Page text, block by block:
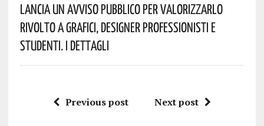
Lancia Un Avviso Pubblico Per Valorizzarlo
Rivolto A Grafici, Designer Professionisti E
Studenti. I Dettagli
Previous post Next post